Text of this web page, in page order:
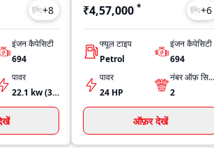
+8
इंजन कैपेसिटी
694
पावर
22.1 kw (30 Ps) @ 4000 RPM
₹4,57,000 * +6
फ्यूल टाइप
Petrol
इंजन कैपेसिटी
694
पावर
24 HP
नंबर ऑफ़ सिलिंडर्स
2
ऑफ़र देखें